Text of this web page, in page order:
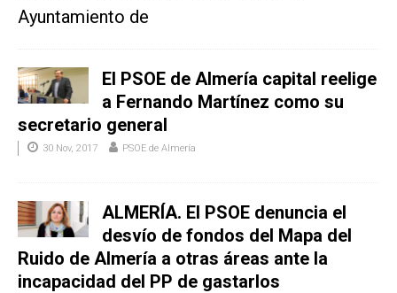
Ayuntamiento de
El PSOE de Almería capital reelige
a Fernando Martínez como su
secretario general
30 Nov, 2017 PSOE de Almería
ALMERÍA. El PSOE denuncia el
desvío de fondos del Mapa del
Ruido de Almería a otras áreas ante la
incapacidad del PP de gastarlos